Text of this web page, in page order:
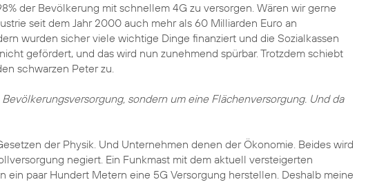
der Bevölkerung mit schnellem 4G zu versorgen. Wären wir gerne
seit dem Jahr 2000 auch mehr als 60 Milliarden Euro an
wurden sicher viele wichtige Dinge finanziert und die Sozialkassen
gefördert, und das wird nun zunehmend spürbar. Trotzdem schiebt
schwarzen Peter zu.
sondern um eine Flächenversorgung. Und da
der Physik. Und Unternehmen denen der Ökonomie. Beides wird
negiert. Ein Funkmast mit dem aktuell versteigerten
ein paar Hundert Metern eine 5G Versorgung herstellen. Deshalb meine